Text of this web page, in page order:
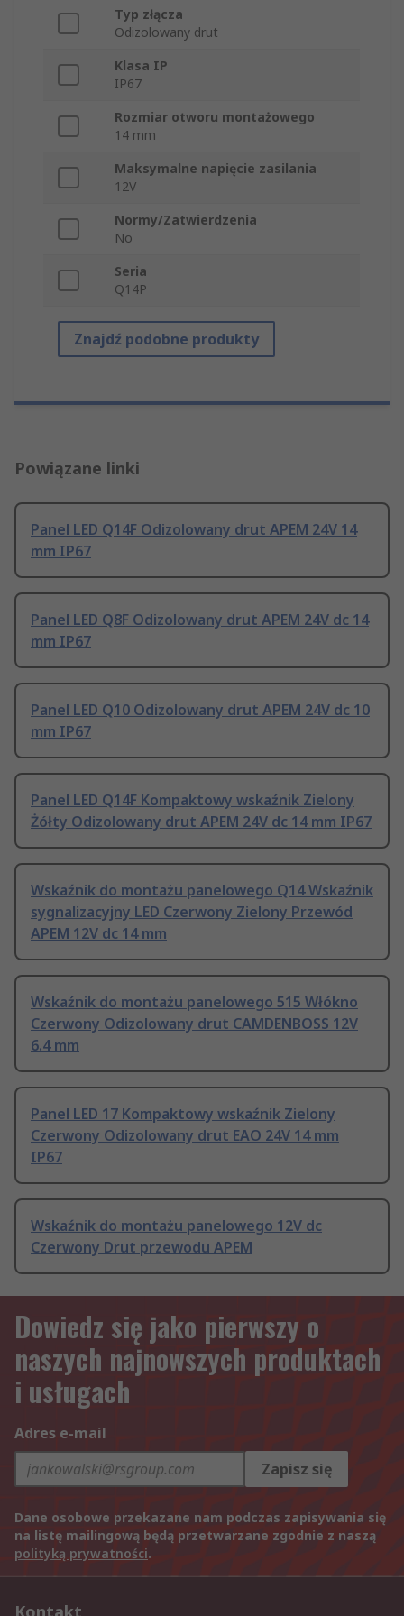
Typ złącza
Odizolowany drut
Klasa IP
IP67
Rozmiar otworu montażowego
14 mm
Maksymalne napięcie zasilania
12V
Normy/Zatwierdzenia
No
Seria
Q14P
Znajdź podobne produkty
Powiązane linki
Panel LED Q14F Odizolowany drut APEM 24V 14
mm IP67
Panel LED Q8F Odizolowany drut APEM 24V dc 14
mm IP67
Panel LED Q10 Odizolowany drut APEM 24V dc 10
mm IP67
Panel LED Q14F Kompaktowy wskaźnik Zielony
Żółty Odizolowany drut APEM 24V dc 14 mm IP67
Wskaźnik do montażu panelowego Q14 Wskaźnik
sygnalizacyjny LED Czerwony Zielony Przewód
APEM 12V dc 14 mm
Wskaźnik do montażu panelowego 515 Włókno
Czerwony Odizolowany drut CAMDENBOSS 12V
6.4 mm
Panel LED 17 Kompaktowy wskaźnik Zielony
Czerwony Odizolowany drut EAO 24V 14 mm
IP67
Wskaźnik do montażu panelowego 12V dc
Czerwony Drut przewodu APEM
Dowiedz się jako pierwszy o
naszych najnowszych produktach
i usługach
Adres e-mail
Zapisz się
Dane osobowe przekazane nam podczas zapisywania się
na listę mailingową będą przetwarzane zgodnie z naszą
polityką prywatności.